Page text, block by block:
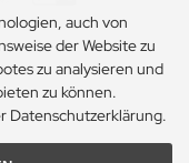
auch von
der Website zu
zu analysieren und
zu können.
Datenschutzerklärung.